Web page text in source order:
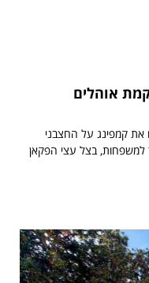
אוהלים
את קמפינג על החצבני
למשפחות, בצל עצי הפקאן